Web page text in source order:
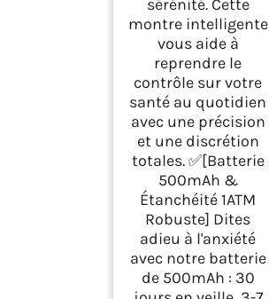
sérénité. Cette
montre intelligente
vous aide à
reprendre le
contrôle sur votre
santé au quotidien
avec une précision
et une discrétion
totales. ✅[Batterie
500mAh &
Étanchéité 1ATM
Robuste] Dites
adieu à l'anxiété
avec notre batterie
de 500mAh : 30